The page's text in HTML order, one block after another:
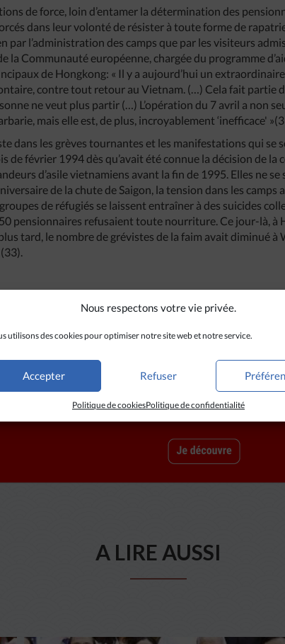
Nous respectons votre vie privée.
utilisons des cookies pour optimiser notre site web et notre service.
Accepter Refuser
Politique de cookiesPolitique de confidentialité
de force, loin d’entamer la détermination des
dans leur volonté de résister à toute forme de
par l’administration des camps que par les visiteurs
la Communauté européenne, chargée du programme
de Hongkong: « Il y a aujourd’hui un
contre tout retour au Vietnam. (…) Cela fait partie
ne veut plus partir (…) L’opération du 7 avril a non
mais elle est, de plus, incroyablement ‘inefficace'
dans les grèves tournantes et les manifestations qui se
de février 1994 dès qu’avait été connue la décision de la
d’asile vietnamiens avant la fin de 1995. Elles ne
de la chute de Saigon, la tension dans les camps
de réfugiés se laissent entraîner à des suicides
pensionnaires refusaient toute nourriture. Ce jour-là, à
tard, le nombre de grévistes de la faim avait diminué à
A LIRE AUSSI